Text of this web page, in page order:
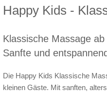
Happy Kids -
Klassische Massage
Sanfte und
Die Happy Kids Klassische
kleinen Gäste. Mit sanften,